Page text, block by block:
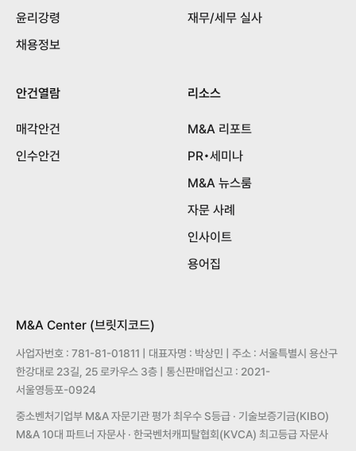
윤리강령
채용정보
재무/세무 실사
안건열람
매각안건
인수안건
리소스
M&A 리포트
PR•세미나
M&A 뉴스룸
자문 사례
인사이트
용어집
M&A Center (브릿지코드)
사업자번호 : 781-81-01811 | 대표자명 : 박상민 | 주소 : 서울특별시 용산구
한강대로 23길, 25 로카우스 3층 | 통신판매업신고 : 2021-
서울영등포-0924
중소벤처기업부 M&A 자문기관 평가 최우수 S등급 · 기술보증기금(KIBO)
M&A 10대 파트너 자문사 · 한국벤처캐피탈협회(KVCA) 최고등급 자문사